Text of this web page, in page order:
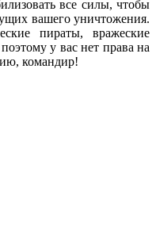
все силы, чтобы
вашего уничтожения.
пираты, вражеские
у вас нет права на
командир!